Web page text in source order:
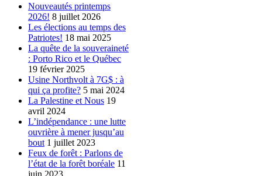
Nouveautés printemps
2026! 8 juillet 2026
Les élections au temps des
Patriotes! 18 mai 2025
La quête de la souveraineté
: Porto Rico et le Québec
19 février 2025
Usine Northvolt à 7G$ : à
qui ça profite? 5 mai 2024
La Palestine et Nous 19
avril 2024
L’indépendance : une lutte
ouvrière à mener jusqu’au
bout 1 juillet 2023
Feux de forêt : Parlons de
l’état de la forêt boréale 11
juin 2023